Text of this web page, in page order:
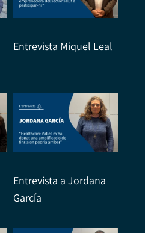
Entrevista Miquel Leal
Entrevista a Jordana
García